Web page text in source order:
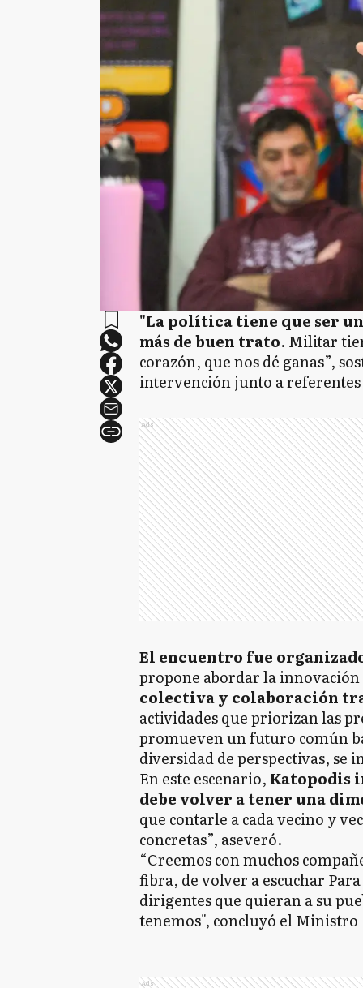
"La política tiene que ser
más de buen trato. Militar
corazón, que nos dé ganas”,
intervención junto a
Ads
El encuentro fue
propone abordar la
colectiva y colaboración
actividades que priorizan las
promueven un futuro común
diversidad de perspectivas, se
En este escenario, Katopodis
debe volver a tener una
que contarle a cada vecino y
concretas”, aseveró.
“Creemos con muchos
fibra, de volver a escuchar
dirigentes que quieran a su
tenemos", concluyó el Ministro
Ads